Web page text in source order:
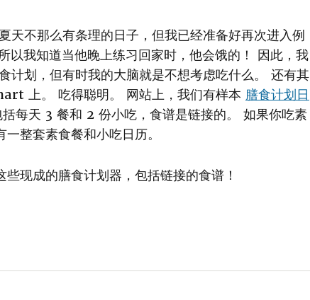
天不那么有条理的日子，但我已经准备好再次进入例
以我知道当他晚上练习回家时，他会饿的！ 因此，我
计划，但有时我的大脑就是不想考虑吃什么。 还有其
上。 吃得聪明。 网站上，我们有样本 膳食计划日
每天 3 餐和 2 份小吃，食谱是链接的。 如果你吃素
整套素食餐和小吃日历。
现成的膳食计划器，包括链接的食谱！